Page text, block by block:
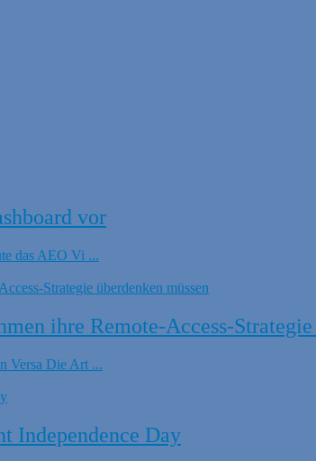
vor
das AEO Vi ...
ihre Remote-Access-Strategie
Versa Die Art ...
Independence Day